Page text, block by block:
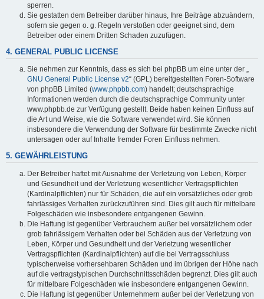
sperren.
Sie gestatten dem Betreiber darüber hinaus, Ihre Beiträge abzuändern,
sofern sie gegen o. g. Regeln verstoßen oder geeignet sind, dem
Betreiber oder einem Dritten Schaden zuzufügen.
4. GENERAL PUBLIC LICENSE
Sie nehmen zur Kenntnis, dass es sich bei phpBB um eine unter der „
GNU General Public License v2“ (GPL) bereitgestellten Foren-Software
von phpBB Limited (www.phpbb.com) handelt; deutschsprachige
Informationen werden durch die deutschsprachige Community unter
www.phpbb.de zur Verfügung gestellt. Beide haben keinen Einfluss auf
die Art und Weise, wie die Software verwendet wird. Sie können
insbesondere die Verwendung der Software für bestimmte Zwecke nicht
untersagen oder auf Inhalte fremder Foren Einfluss nehmen.
5. GEWÄHRLEISTUNG
Der Betreiber haftet mit Ausnahme der Verletzung von Leben, Körper
und Gesundheit und der Verletzung wesentlicher Vertragspflichten
(Kardinalpflichten) nur für Schäden, die auf ein vorsätzliches oder grob
fahrlässiges Verhalten zurückzuführen sind. Dies gilt auch für mittelbare
Folgeschäden wie insbesondere entgangenen Gewinn.
Die Haftung ist gegenüber Verbrauchern außer bei vorsätzlichem oder
grob fahrlässigem Verhalten oder bei Schäden aus der Verletzung von
Leben, Körper und Gesundheit und der Verletzung wesentlicher
Vertragspflichten (Kardinalpflichten) auf die bei Vertragsschluss
typischerweise vorhersehbaren Schäden und im übrigen der Höhe nach
auf die vertragstypischen Durchschnittsschäden begrenzt. Dies gilt auch
für mittelbare Folgeschäden wie insbesondere entgangenen Gewinn.
Die Haftung ist gegenüber Unternehmern außer bei der Verletzung von